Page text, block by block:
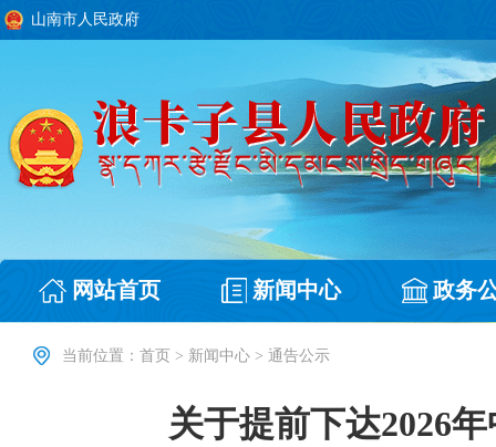
山南市人民政府
网站首页 新闻中心 政务
当前位置： 首页 > 新闻中心 > 通告公示
关于提前下达2026